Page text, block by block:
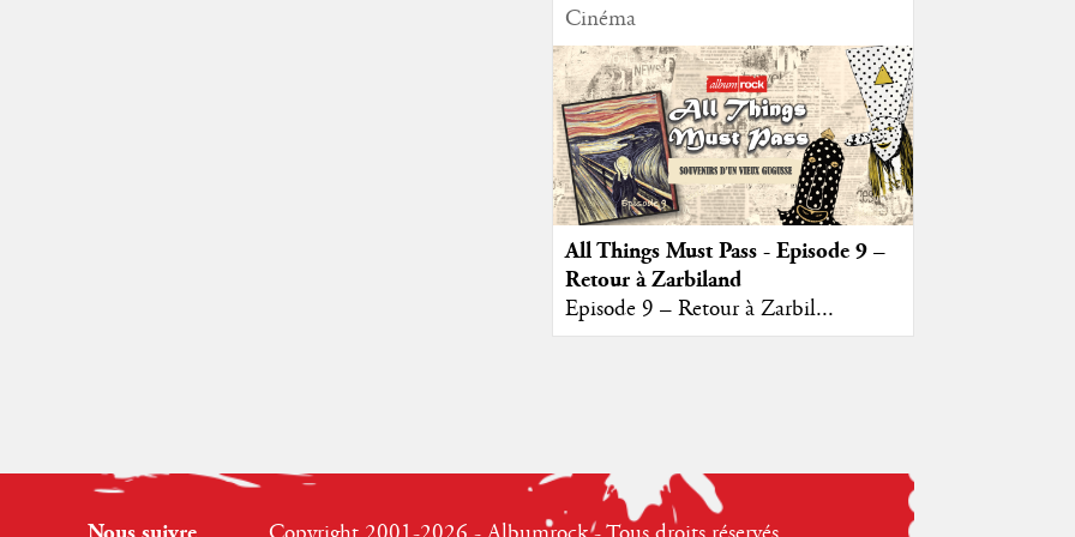
Cinéma
All Things Must Pass - Episode 9 –
Retour à Zarbiland
Episode 9 – Retour à Zarbil...